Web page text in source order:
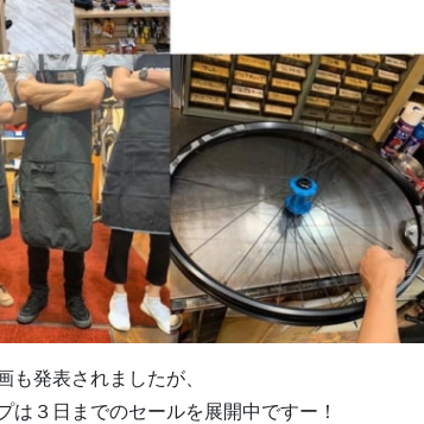
も発表されましたが、
は３日までのセールを展開中ですー！